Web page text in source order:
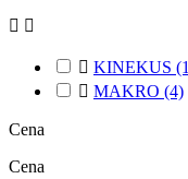
 
 KINEKUS
 MAKRO (4)
Cena
Cena